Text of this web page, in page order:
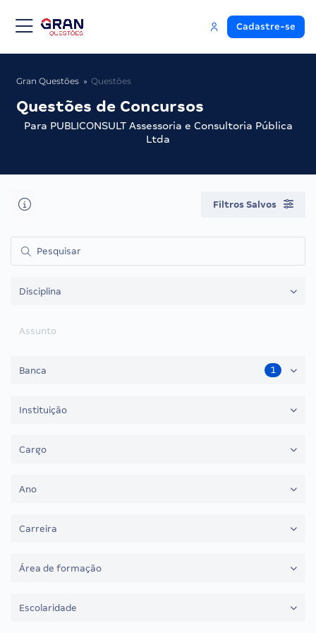
Cadastre-se
Gran Questões Questões
Questões de Concursos
Para PUBLICONSULT Assessoria e Consultoria Pública
Ltda
Filtros Salvos
Disciplina
Assunto
Banca 1
Instituição
Cargo
Ano
Carreira
Área de formação
Escolaridade